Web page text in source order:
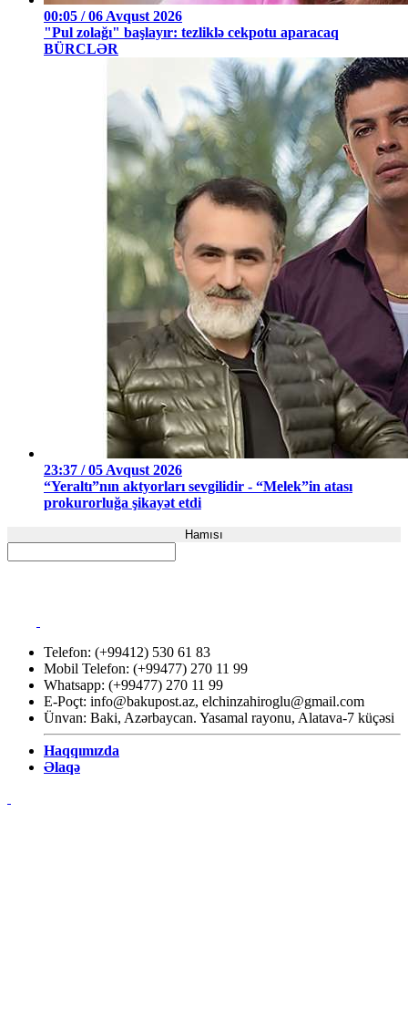
00:05 / 06 Avqust 2026
"Pul zolağı" başlayır: tezliklə cekpotu aparacaq
BÜRCLƏR
23:37 / 05 Avqust 2026
“Yeraltı”nın aktyorları sevgilidir - “Melek”in atası
prokurorluğa şikayət etdi
Hamısı
Telefon: (+99412) 530 61 83
Mobil Telefon: (+99477) 270 11 99
Whatsapp: (+99477) 270 11 99
E-Poçt: info@bakupost.az, elchinzahiroglu@gmail.com
Ünvan: Baki, Azərbaycan. Yasamal rayonu, Alatava-7 küçəsi
Haqqımızda
Əlaqə